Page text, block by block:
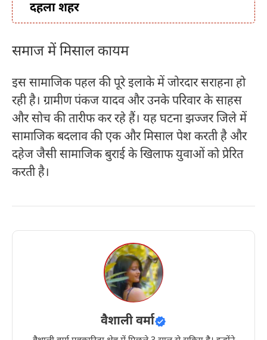
दहला शहर
समाज में मिसाल कायम
इस सामाजिक पहल की पूरे इलाके में जोरदार सराहना हो
रही है। ग्रामीण पंकज यादव और उनके परिवार के साहस
और सोच की तारीफ कर रहे हैं। यह घटना झज्जर जिले में
सामाजिक बदलाव की एक और मिसाल पेश करती है और
दहेज जैसी सामाजिक बुराई के खिलाफ युवाओं को प्रेरित
करती है।
वैशाली वर्मा